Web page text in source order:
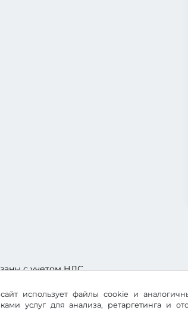
сайт использует файлы cookie и
услуг для анализа, ретаргетинга и
с учетом НДС.